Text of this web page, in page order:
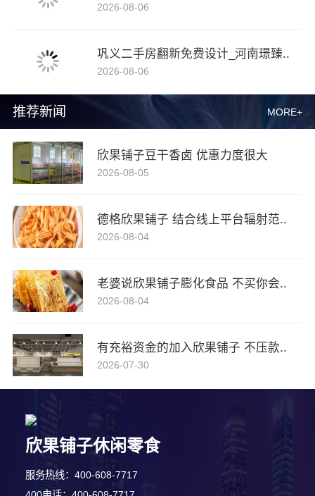
推荐新闻 MORE+
欣果铺子豆干香卤 优惠力度很大
2026-08-05
德格欣果铺子 结合线上平台辐射范..
2026-08-04
老婆说欣果铺子膨化食品 不买你会..
2026-08-04
有充裕资金的加入欣果铺子 不压款..
2026-07-30
2026-08-06
巩义二手房翻新免费设计_河南璟臻..
2026-08-06
欣果铺子休闲零食
服务热线：400-608-7717
9分钟前 韩先生 正在咨询
8分钟前 朱女士 正在咨询